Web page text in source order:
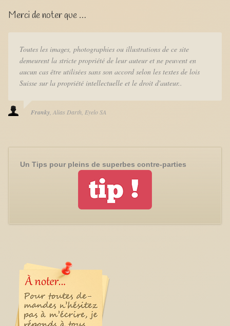
Merci de noter que …
Toutes les images, photographies ou illustrations de ce site
demeurent la stricte propriété de leur auteur et ne peuvent en
aucun cas être utilisées sans son accord selon les textes de lois
Suisse sur la propriété intellectuelle et le droit d'auteur..
Franky Alias Darth Eyelo SA
Un Tips pour pleins de superbes contre-parties